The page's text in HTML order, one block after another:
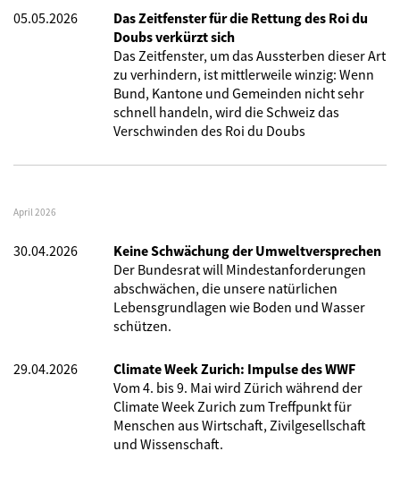
05.05.2026
Das Zeitfenster für die Rettung des Roi du
Doubs verkürzt sich
Das Zeitfenster, um das Aussterben dieser Art
zu verhindern, ist mittlerweile winzig: Wenn
Bund, Kantone und Gemeinden nicht sehr
schnell handeln, wird die Schweiz das
Verschwinden des Roi du Doubs
April 2026
30.04.2026
Keine Schwächung der Umweltversprechen
Der Bundesrat will Mindestanforderungen
abschwächen, die unsere natürlichen
Lebensgrundlagen wie Boden und Wasser
schützen.
29.04.2026
Climate Week Zurich: Impulse des WWF
Vom 4. bis 9. Mai wird Zürich während der
Climate Week Zurich zum Treffpunkt für
Menschen aus Wirtschaft, Zivilgesellschaft
und Wissenschaft.